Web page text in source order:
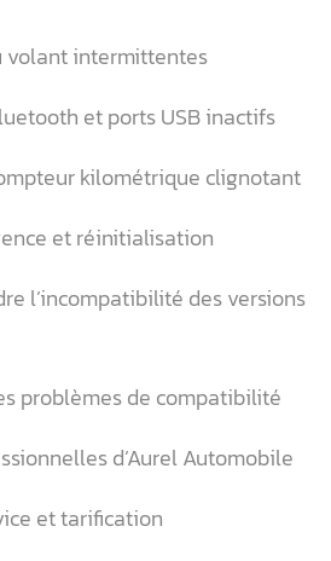
volant intermittentes
et ports USB inactifs
kilométrique clignotant
et réinitialisation
l’incompatibilité des versions
problèmes de compatibilité
d’Aurel Automobile
et tarification